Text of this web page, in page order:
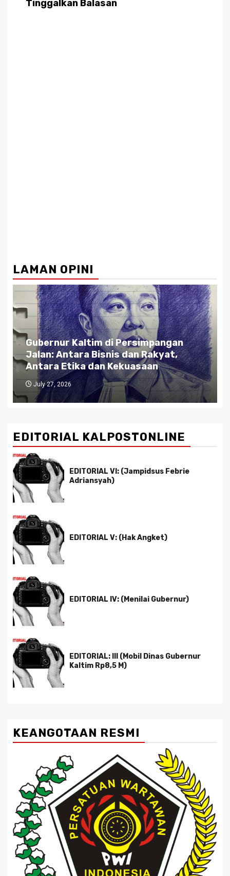
Tinggalkan Balasan
LAMAN OPINI
Gubernur Kaltim di Persimpangan
Jalan: Antara Bisnis dan Rakyat,
Antara Etika dan Kekuasaan
July 27, 2026
EDITORIAL KALPOSTONLINE
EDITORIAL VI: (Jampidsus Febrie
Adriansyah)
EDITORIAL V: (Hak Angket)
EDITORIAL IV: (Menilai Gubernur)
EDITORIAL: III (Mobil Dinas Gubernur
Kaltim Rp8,5 M)
KEANGOTAAN RESMI